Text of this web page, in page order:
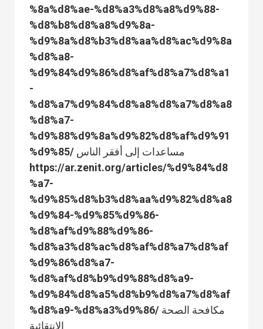
%8a%d8%ae-%d8%a3%d8%a8%d9%88-
%d8%b8%d8%a8%d9%8a-
%d9%8a%d8%b3%d8%aa%d8%ac%d9%8a
%d8%a8-
%d9%84%d9%86%d8%af%d8%a7%d8%a1
-
%d8%a7%d9%84%d8%a8%d8%a7%d8%a8
%d8%a7-
%d9%88%d9%8a%d9%82%d8%af%d9%91
%d9%85/ مساعدات إلى أفقر الناس
https://ar.zenit.org/articles/%d9%84%d8
%a7-
%d9%85%d8%b3%d8%aa%d9%82%d8%a8
%d9%84-%d9%85%d9%86-
%d8%af%d9%88%d9%86-
%d8%a3%d8%ac%d8%af%d8%a7%d8%af
%d9%86%d8%a7-
%d8%af%d8%b9%d9%88%d8%a9-
%d9%84%d8%a5%d8%b9%d8%a7%d8%af
%d8%a9-%d8%a3%d9%86/ مكافحة الصحة
الانتقائية